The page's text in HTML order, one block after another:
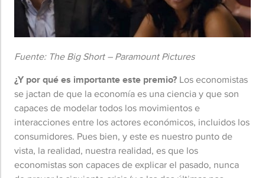
Fuente: The Big Short – Paramount Pictures
¿Y por qué es importante este premio? Los economistas
se jactan de que la economía es una ciencia y que son
capaces de modelar todos los movimientos e
interacciones entre los actores económicos, incluidos los
consumidores. Pues bien, y este es nuestro punto de
vista, la realidad, nuestra realidad, es que los
economistas son capaces de explicar el pasado, nunca